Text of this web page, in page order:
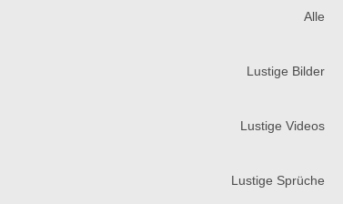
Alle
Lustige Bilder
Lustige Videos
Lustige Sprüche